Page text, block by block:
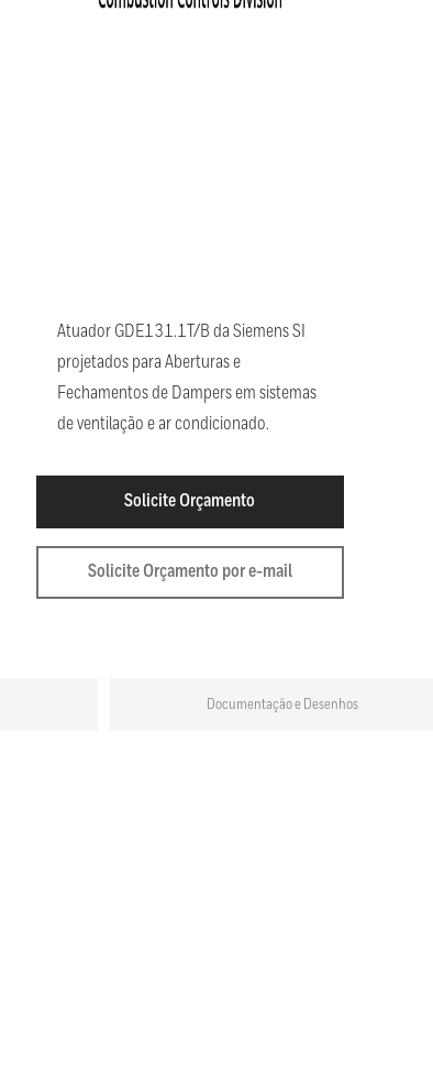
Atuador GDE131.1T/B da Siemens SI
projetados para Aberturas e
Fechamentos de Dampers em sistemas
de ventilação e ar condicionado.
Solicite Orçamento
Solicite Orçamento por e-mail
Documentação e Desenhos